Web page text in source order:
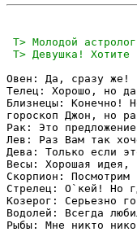
Овен: Да, сразу же!
Телец: Хорошо, но
Близнецы: Конечно!
гороскоп Джон, но
Рак: Это
Лев: Раз Вам так
Дева: Только если
Весы: Хорошая идея,
Скорпион:
Стрелец: О`кей! Но
Козерог: Серьезно
Водолей: Всегда
Рыбы: Мне никто